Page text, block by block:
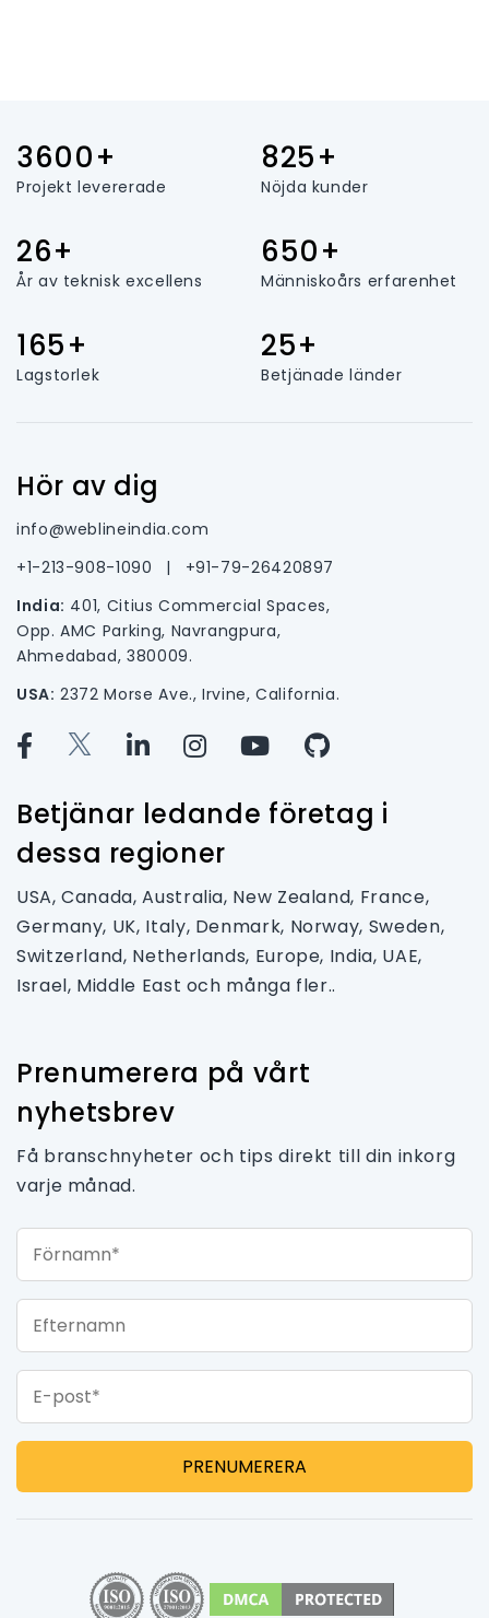
3600+
Projekt levererade
825+
Nöjda kunder
26+
År av teknisk excellens
650+
Människoårs erfarenhet
165+
Lagstorlek
25+
Betjänade länder
Hör av dig
info@weblineindia.com
+1-213-908-1090
|
+91-79-26420897
India: 401, Citius Commercial Spaces,
Opp. AMC Parking, Navrangpura,
Ahmedabad, 380009.
USA: 2372 Morse Ave., Irvine, California.
Betjänar ledande företag i
dessa regioner
USA, Canada, Australia, New Zealand, France,
Germany, UK, Italy, Denmark, Norway, Sweden,
Switzerland, Netherlands, Europe, India, UAE,
Israel, Middle East och många fler..
Prenumerera på vårt
nyhetsbrev
Få branschnyheter och tips direkt till din inkorg
varje månad.
Förnamn*
Efternamn